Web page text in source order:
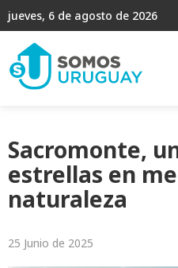
jueves, 6 de agosto de 2026
Sacromonte,
estrellas en
naturaleza
25 Junio de 2025